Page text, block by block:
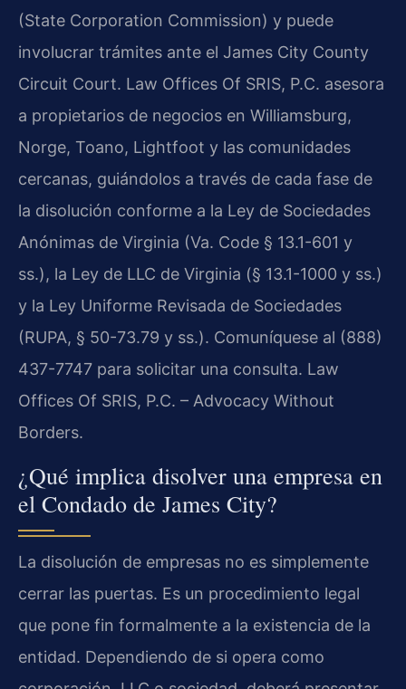
(State Corporation Commission) y puede
involucrar trámites ante el James City County
Circuit Court. Law Offices Of SRIS, P.C. asesora
a propietarios de negocios en Williamsburg,
Norge, Toano, Lightfoot y las comunidades
cercanas, guiándolos a través de cada fase de
la disolución conforme a la Ley de Sociedades
Anónimas de Virginia (Va. Code § 13.1-601 y
ss.), la Ley de LLC de Virginia (§ 13.1-1000 y ss.)
y la Ley Uniforme Revisada de Sociedades
(RUPA, § 50-73.79 y ss.). Comuníquese al (888)
437-7747 para solicitar una consulta. Law
Offices Of SRIS, P.C. – Advocacy Without
Borders.
¿Qué implica disolver una empresa en
el Condado de James City?
La disolución de empresas no es simplemente
cerrar las puertas. Es un procedimiento legal
que pone fin formalmente a la existencia de la
entidad. Dependiendo de si opera como